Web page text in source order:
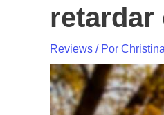
retardar
Reviews / Por